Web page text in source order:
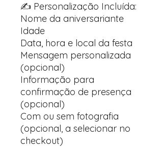
✍️ Personalização Incluída:
Nome da aniversariante
Idade
Data, hora e local da festa
Mensagem personalizada
(opcional)
Informação para
confirmação de presença
(opcional)
Com ou sem fotografia
(opcional, a selecionar no
checkout)